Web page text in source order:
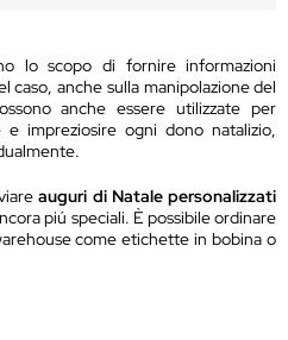
lo scopo di fornire informazioni
anche sulla manipolazione del
anche essere utilizzate per
impreziosire ogni dono natalizio,
auguri di Natale personalizzati
piú speciali. È possibile ordinare
come etichette in bobina o